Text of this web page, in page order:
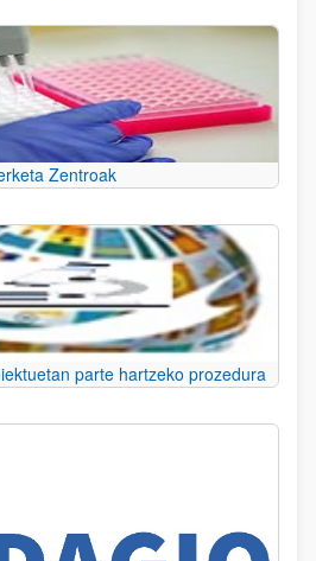
Zentroak
parte hartzeko prozedura